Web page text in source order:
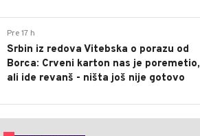
Pre 17 h
Srbin iz redova Vitebska o porazu od
Borca: Crveni karton nas je poremetio,
ali ide revanš - ništa još nije gotovo